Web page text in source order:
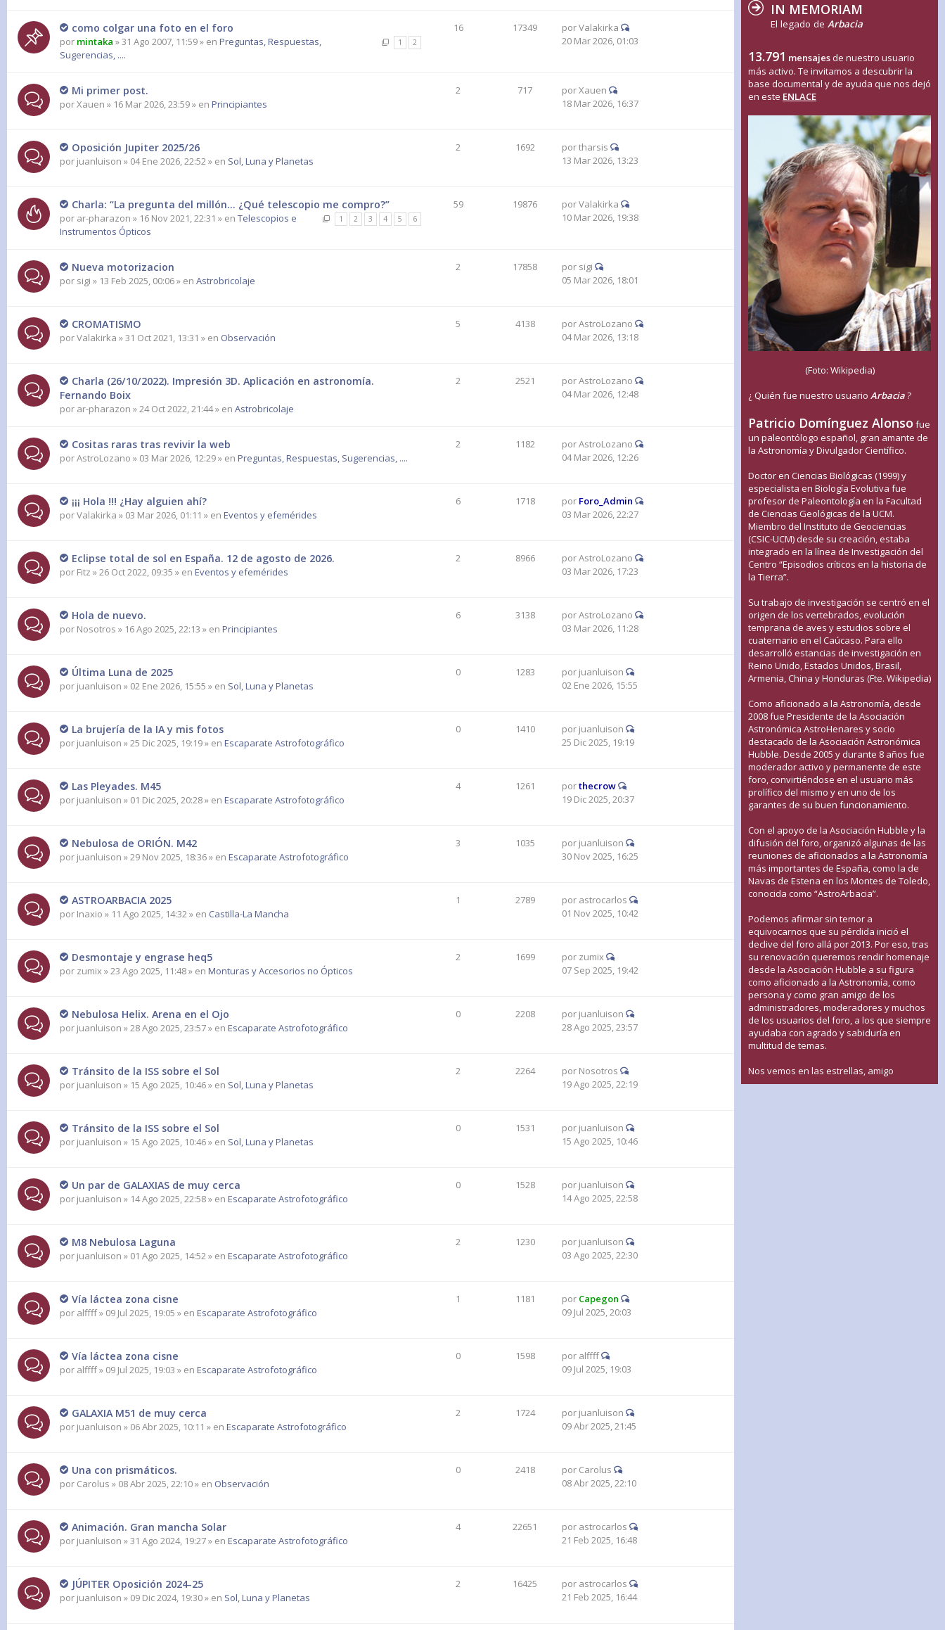
como colgar una foto en el foro
1 2
por mintaka » 31 Ago 2007, 11:59 » en Preguntas, Respuestas,
Sugerencias, ....
16 17349 porValakirka
20 Mar 2026, 01:03
Mi primer post.
porXauen » 16 Mar 2026, 23:59 » en Principiantes
2 717 porXauen
18 Mar 2026, 16:37
Oposición Jupiter 2025/26
por juanluison » 04 Ene 2026, 22:52 » en Sol, Luna y Planetas
2 1692 portharsis
13 Mar 2026, 13:23
Charla: “La pregunta del millón… ¿Qué telescopio me compro?”
1 2 3 4 5 6
por ar-pharazon » 16 Nov 2021, 22:31 » en Telescopios e
Instrumentos Ópticos
59 19876 porValakirka
10 Mar 2026, 19:38
Nueva motorizacion
por sigi » 13 Feb 2025, 00:06 » en Astrobricolaje
2 17858 por sigi
05 Mar 2026, 18:01
CROMATISMO
porValakirka » 31 Oct 2021, 13:31 » en Observación
5 4138 porAstroLozano
04 Mar 2026, 13:18
Charla (26/10/2022). Impresión 3D. Aplicación en astronomía.
Fernando Boix
por ar-pharazon » 24 Oct 2022, 21:44 » en Astrobricolaje
2 2521 porAstroLozano
04 Mar 2026, 12:48
Cositas raras tras revivir la web
porAstroLozano » 03 Mar 2026, 12:29 » en Preguntas, Respuestas, Sugerencias, ....
2 1182 porAstroLozano
04 Mar 2026, 12:26
¡¡¡ Hola !!! ¿Hay alguien ahí?
porValakirka » 03 Mar 2026, 01:11 » en Eventos y efemérides
6 1718 por Foro_Admin
03 Mar 2026, 22:27
Eclipse total de sol en España. 12 de agosto de 2026.
por Fitz » 26 Oct 2022, 09:35 » en Eventos y efemérides
2 8966 porAstroLozano
03 Mar 2026, 17:23
Hola de nuevo.
por Nosotros » 16 Ago 2025, 22:13 » en Principiantes
6 3138 porAstroLozano
03 Mar 2026, 11:28
Última Luna de 2025
por juanluison » 02 Ene 2026, 15:55 » en Sol, Luna y Planetas
0 1283 por juanluison
02 Ene 2026, 15:55
La brujería de la IA y mis fotos
por juanluison » 25 Dic 2025, 19:19 » en Escaparate Astrofotográfico
0 1410 por juanluison
25 Dic 2025, 19:19
Las Pleyades. M45
por juanluison » 01 Dic 2025, 20:28 » en Escaparate Astrofotográfico
4 1261 porthecrow
19 Dic 2025, 20:37
Nebulosa de ORIÓN. M42
por juanluison » 29 Nov 2025, 18:36 » en Escaparate Astrofotográfico
3 1035 por juanluison
30 Nov 2025, 16:25
ASTROARBACIA 2025
por Inaxio » 11 Ago 2025, 14:32 » en Castilla-La Mancha
1 2789 por astrocarlos
01 Nov 2025, 10:42
Desmontaje y engrase heq5
por zumix» 23 Ago 2025, 11:48 » en Monturas y Accesorios no Ópticos
2 1699 por zumix
07 Sep 2025, 19:42
Nebulosa Helix. Arena en el Ojo
por juanluison » 28 Ago 2025, 23:57 » en Escaparate Astrofotográfico
0 2208 por juanluison
28 Ago 2025, 23:57
Tránsito de la ISS sobre el Sol
por juanluison » 15 Ago 2025, 10:46 » en Sol, Luna y Planetas
2 2264 por Nosotros
19 Ago 2025, 22:19
Tránsito de la ISS sobre el Sol
por juanluison » 15 Ago 2025, 10:46 » en Sol, Luna y Planetas
0 1531 por juanluison
15 Ago 2025, 10:46
Un par de GALAXIAS de muy cerca
por juanluison » 14 Ago 2025, 22:58 » en Escaparate Astrofotográfico
0 1528 por juanluison
14 Ago 2025, 22:58
M8 Nebulosa Laguna
por juanluison » 01 Ago 2025, 14:52 » en Escaparate Astrofotográfico
2 1230 por juanluison
03 Ago 2025, 22:30
Vía láctea zona cisne
por alffff» 09 Jul 2025, 19:05 » en Escaparate Astrofotográfico
1 1181 por Capegon
09 Jul 2025, 20:03
Vía láctea zona cisne
por alffff» 09 Jul 2025, 19:03 » en Escaparate Astrofotográfico
0 1598 por alffff
09 Jul 2025, 19:03
GALAXIA M51 de muy cerca
por juanluison » 06 Abr 2025, 10:11 » en Escaparate Astrofotográfico
2 1724 por juanluison
09 Abr 2025, 21:45
Una con prismáticos.
por Carolus » 08 Abr 2025, 22:10 » en Observación
0 2418 por Carolus
08 Abr 2025, 22:10
Animación. Gran mancha Solar
por juanluison » 31 Ago 2024, 19:27 » en Escaparate Astrofotográfico
4 22651 por astrocarlos
21 Feb 2025, 16:48
JÚPITER Oposición 2024-25
por juanluison » 09 Dic 2024, 19:30 » en Sol, Luna y Planetas
2 16425 por astrocarlos
21 Feb 2025, 16:44
IN MEMORIAM
El legado de Arbacia
13.791 mensajes de nuestro usuario
más activo. Te invitamos a descubrir la
base documental y de ayuda que nos dejó
en este ENLACE
(Foto: Wikipedia)
¿ Quién fue nuestro usuario Arbacia?
Patricio Domínguez Alonso fue
un paleontólogo español, gran amante de
la Astronomía y Divulgador Científico.
Doctor en Ciencias Biológicas (1999) y
especialista en Biología Evolutiva fue
profesor de Paleontología en la Facultad
de Ciencias Geológicas de la UCM.
Miembro del Instituto de Geociencias
(CSIC-UCM) desde su creación, estaba
integrado en la línea de Investigación del
Centro “Episodios críticos en la historia de
la Tierra”.
Su trabajo de investigación se centró en el
origen de los vertebrados, evolución
temprana de aves y estudios sobre el
cuaternario en el Caúcaso. Para ello
desarrolló estancias de investigación en
Reino Unido, Estados Unidos, Brasil,
Armenia, China y Honduras (Fte. Wikipedia)
Como aficionado a la Astronomía, desde
2008 fue Presidente de la Asociación
Astronómica AstroHenares y socio
destacado de la Asociación Astronómica
Hubble. Desde 2005 y durante 8 años fue
moderador activo y permanente de este
foro, convirtiéndose en el usuario más
prolífico del mismo y en uno de los
garantes de su buen funcionamiento.
Con el apoyo de la Asociación Hubble y la
difusión del foro, organizó algunas de las
reuniones de aficionados a la Astronomía
más importantes de España, como la de
Navas de Estena en los Montes de Toledo,
conocida como “AstroArbacia”.
Podemos afirmar sin temor a
equivocarnos que su pérdida inició el
declive del foro allá por 2013. Por eso, tras
su renovación queremos rendir homenaje
desde la Asociación Hubble a su figura
como aficionado a la Astronomía, como
persona y como gran amigo de los
administradores, moderadores y muchos
de los usuarios del foro, a los que siempre
ayudaba con agrado y sabiduría en
multitud de temas.
Nos vemos en las estrellas, amigo